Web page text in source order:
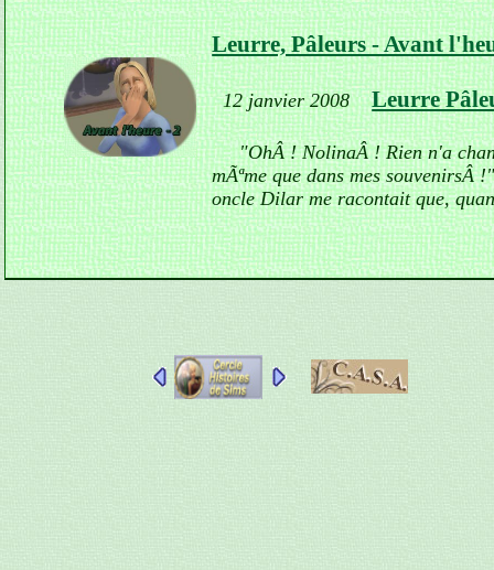
Leurre, Pâleurs - Avant
12 janvier 2008 Leurre
"OhÂ ! NolinaÂ ! Rien n'a
mÃªme que dans mes
oncle Dilar me racontait que,